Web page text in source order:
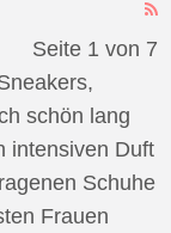
Seite 1 von 7
schön lang
intensiven Duft
Schuhe
Frauen